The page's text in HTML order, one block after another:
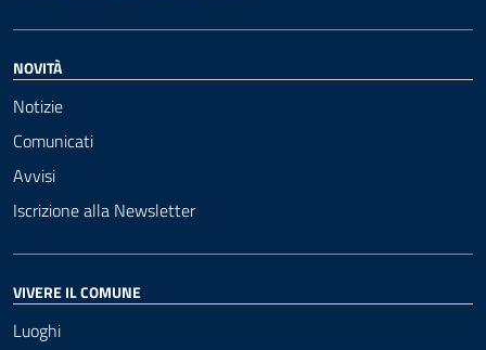
NOVITÀ
Notizie
Comunicati
Avvisi
Iscrizione alla Newsletter
VIVERE IL COMUNE
Luoghi